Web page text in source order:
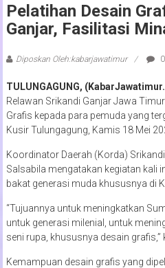
Pelatihan Desain
Ganjar, Fasilitasi
Diposkan Oleh:kabarjawatimur
TULUNGAGUNG,
Relawan Srikandi Ganjar Jawa
Grafis kepada para pemuda yang
Kusir Tulungagung, Kamis 18 Mei
Koordinator Daerah (Korda)
Salsabila mengatakan kegiatan kali
bakat generasi muda khususnya di
“Tujuannya untuk meningkatkan
untuk generasi milenial, untuk
seni rupa, khususnya desain grafis,”
Kemampuan desain grafis yang